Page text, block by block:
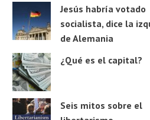
Jesús habría votado
socialista, dice la
de Alemania
¿Qué es el capital?
Seis mitos sobre el